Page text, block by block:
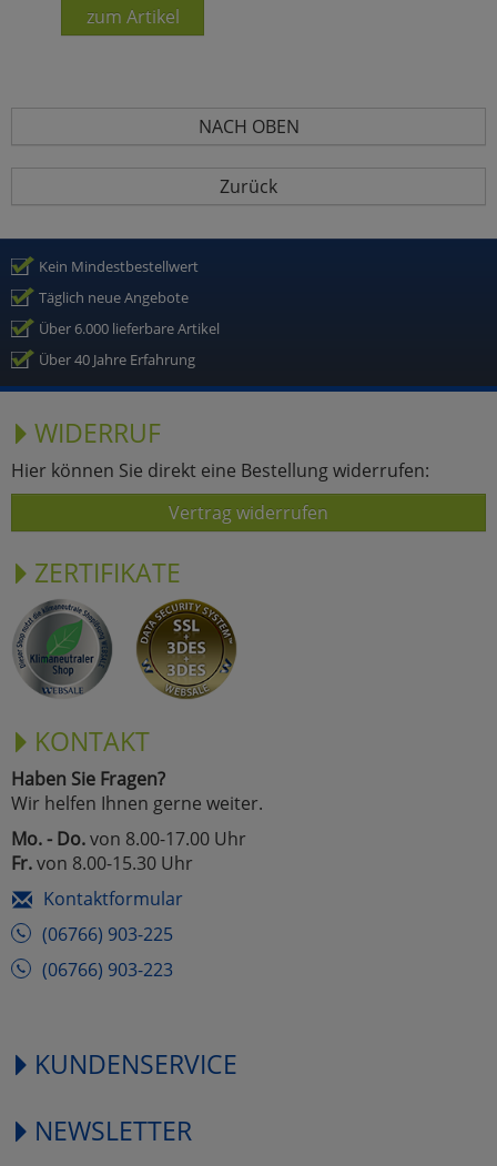
zum Artikel
NACH OBEN
Zurück
Kein Mindestbestellwert
Täglich neue Angebote
Über 6.000 lieferbare Artikel
Über 40 Jahre Erfahrung
WIDERRUF
Hier können Sie direkt eine Bestellung widerrufen:
Vertrag widerrufen
ZERTIFIKATE
KONTAKT
Haben Sie Fragen?
Wir helfen Ihnen gerne weiter.
Mo. - Do.von 8.00-17.00 Uhr
Fr.von 8.00-15.30 Uhr
Kontaktformular
(06766) 903-225
(06766) 903-223
KUNDENSERVICE
NEWSLETTER